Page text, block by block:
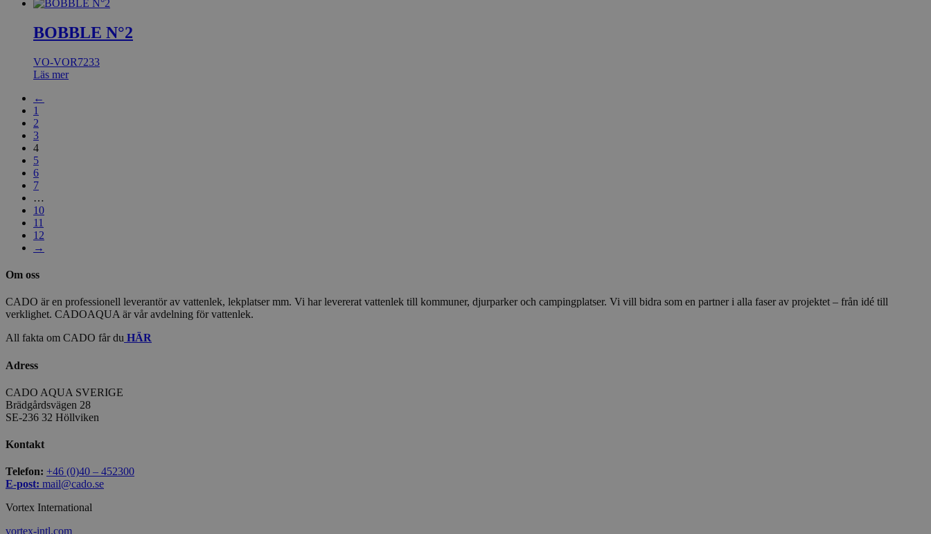
BOBBLE N°2
VO-VOR7233
Läs mer
←
1
2
3
4
5
6
7
…
10
11
12
→
Om oss
CADO är en professionell leverantör av vattenlek, lekplatser mm. Vi har levererat vattenlek till kommuner, djurparker och campingplatser. Vi vill bidra som en partner i alla faser av projektet – från idé till
verklighet. CADOAQUA är vår avdelning för vattenlek.
All fakta om CADO får du HÄR
Adress
CADO AQUA SVERIGE
Brädgårdsvägen 28
SE-236 32 Höllviken
Kontakt
Telefon: +46 (0)40 – 452300
E-post: mail@cado.se
Vortex International
vortex-intl.com